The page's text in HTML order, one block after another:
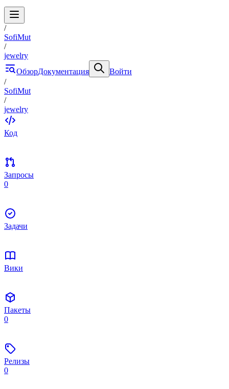
/
SofiMut
/
jewelry
ОбзорДокументация
Войти
/
SofiMut
/
jewelry
Код
Запросы
0
Задачи
Вики
Пакеты
0
Релизы
0